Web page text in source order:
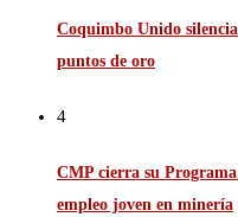
Coquimbo Unido
puntos de oro
4
CMP cierra su
empleo joven en minería